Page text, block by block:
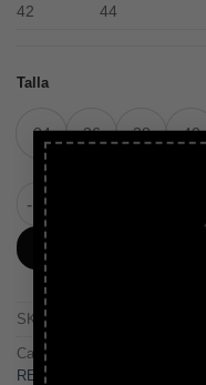
-5%
Suscríbete y
descuento,
42 44
Talla
34 36 38 40
Pantalón DENIM
SKU:
Categorías:
REMATE FINAL